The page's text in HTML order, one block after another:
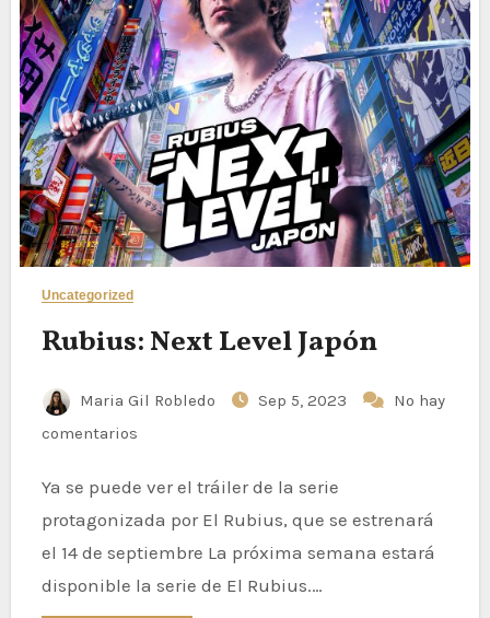
Uncategorized
Rubius: Next Level Japón
Maria Gil Robledo Sep 5, 2023
No hay
comentarios
Ya se puede ver el tráiler de la serie
protagonizada por El Rubius, que se estrenará
el 14 de septiembre La próxima semana estará
disponible la serie de El Rubius.…